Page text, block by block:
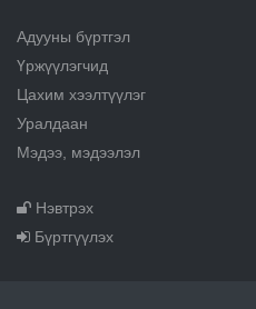
Адууны бүртгэл
Үржүүлэгчид
Цахим хээлтүүлэг
Уралдаан
Мэдээ, мэдээлэл
Нэвтрэх
Бүртгүүлэх